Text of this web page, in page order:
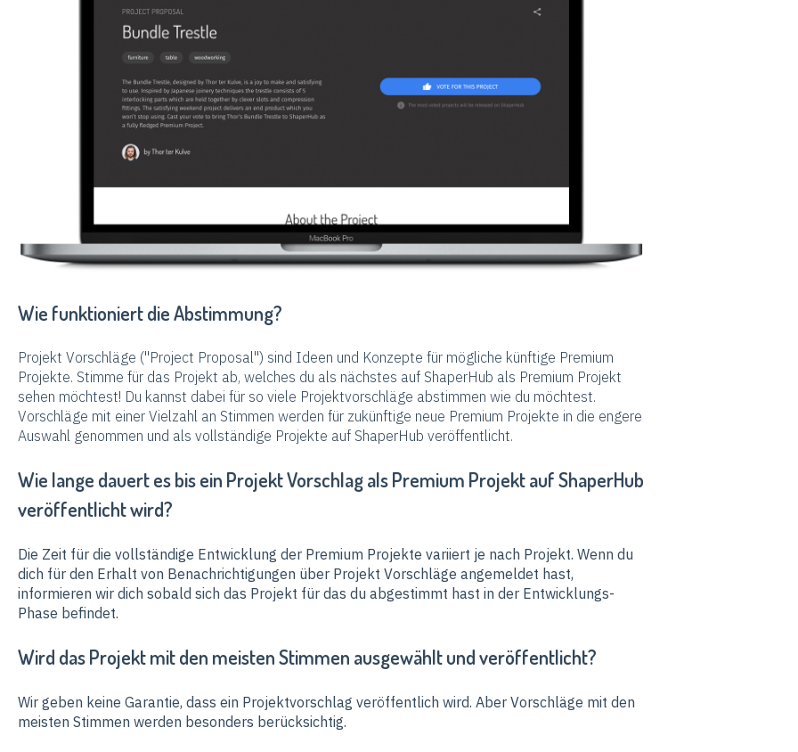
Wie funktioniert die Abstimmung?
Projekt Vorschläge ("Project Proposal") sind Ideen und Konzepte für mögliche künftige Premium
Projekte. Stimme für das Projekt ab, welches du als nächstes auf ShaperHub als Premium Projekt
sehen möchtest! Du kannst dabei für so viele Projektvorschläge abstimmen wie du möchtest.
Vorschläge mit einer Vielzahl an Stimmen werden für zukünftige neue Premium Projekte in die engere
Auswahl genommen und als vollständige Projekte auf ShaperHub veröffentlicht.
Wie lange dauert es bis ein Projekt Vorschlag als Premium Projekt auf ShaperHub
veröffentlicht wird?
Die Zeit für die vollständige Entwicklung der Premium Projekte variiert je nach Projekt. Wenn du
dich für den Erhalt von Benachrichtigungen über Projekt Vorschläge angemeldet hast,
informieren wir dich sobald sich das Projekt für das du abgestimmt hast in der Entwicklungs-
Phase befindet.
Wird das Projekt mit den meisten Stimmen ausgewählt und veröffentlicht?
Wir geben keine Garantie, dass ein Projektvorschlag veröffentlich wird. Aber Vorschläge mit den
meisten Stimmen werden besonders berücksichtig.